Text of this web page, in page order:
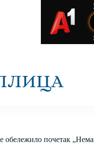
обележило почетак